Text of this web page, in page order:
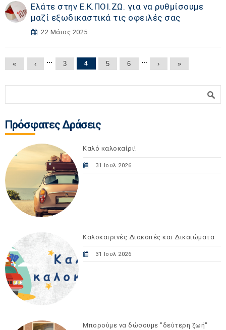
Ελάτε στην Ε.Κ.ΠΟΙ.ΖΩ. για να ρυθμίσουμε
μαζί εξωδικαστικά τις οφειλές σας
22 Μάιος 2025
Σελίδες
« ‹ … 3 4 5 6 … › »
Πρόσφατες Δράσεις
Καλό καλοκαίρι!
31 Ιουλ 2026
Καλοκαιρινές Διακοπές και Δικαιώματα
31 Ιουλ 2026
Μπορούμε να δώσουμε "δεύτερη ζωή"